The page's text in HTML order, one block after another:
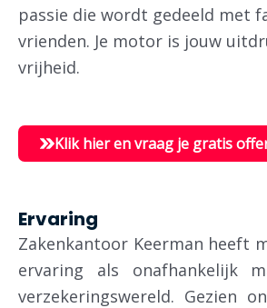
passie die wordt gedeeld met
vrienden. Je motor is jouw
vrijheid.
Klik hier en vraag je gratis
Ervaring
Zakenkantoor Keerman heeft
ervaring als onafhankelijk
verzekeringswereld. Gezien